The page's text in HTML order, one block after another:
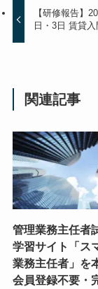
【研修報告】
日・3日 賃貸
関連記事
管理業務主任者
学習サイト「ス
業務主任者」を
会員登録不要・